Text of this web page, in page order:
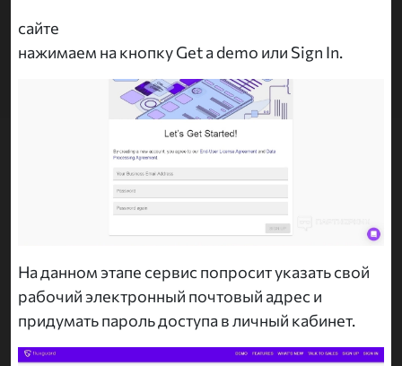
сайте
нажимаем на кнопку Get a demo или Sign In.
На данном этапе сервис попросит указать свой
рабочий электронный почтовый адрес и
придумать пароль доступа в личный кабинет.